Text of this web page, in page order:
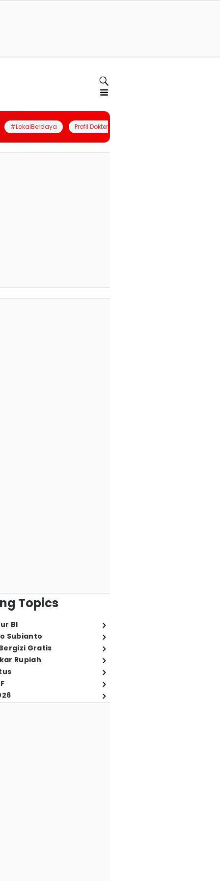
#LokalBerdaya Profil Dokter
Topics
BI
Subianto
Gratis
Rupiah